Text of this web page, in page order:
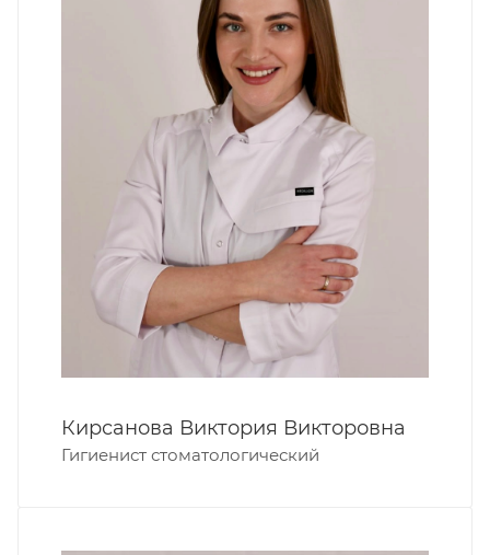
Кирсанова Виктория Викторовна
Гигиенист стоматологический